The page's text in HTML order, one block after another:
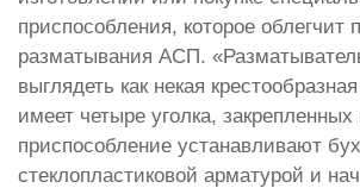
приспособления, которое облегчит
разматывания АСП.
выглядеть как некая
имеет четыре уголка,
приспособление устанавливают
стеклопластиковой арматурой и